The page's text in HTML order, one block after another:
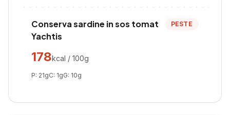
Conserva sardine in sos tomat
Yachtis
PESTE
178kcal / 100g
P: 21gC: 1gG: 10g